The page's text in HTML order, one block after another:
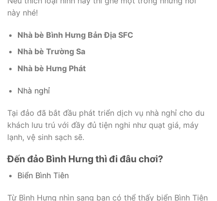
này nhé!
Nhà bè Bình Hưng Bản Địa SFC
Nhà bè Trường Sa
Nhà bè Hưng Phát
Nhà nghỉ
Tại đảo đã bắt đầu phát triển dịch vụ nhà nghỉ cho du
khách lưu trú với đầy đủ tiện nghi như quạt giá, máy
lạnh, vệ sinh sạch sẽ.
Đến đảo Bình Hưng thì đi đâu chơi?
Biển Bình Tiên
Từ Bình Hưng nhìn sang bạn có thể thấy biển Bình Tiên